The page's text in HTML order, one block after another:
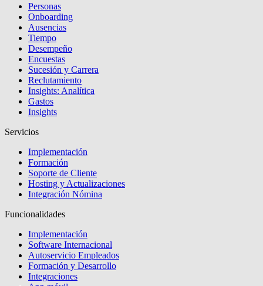
Personas
Onboarding
Ausencias
Tiempo
Desempeño
Encuestas
Sucesión y Carrera
Reclutamiento
Insights: Analítica
Gastos
Insights
Servicios
Implementación
Formación
Soporte de Cliente
Hosting y Actualizaciones
Integración Nómina
Funcionalidades
Implementación
Software Internacional
Autoservicio Empleados
Formación y Desarrollo
Integraciones